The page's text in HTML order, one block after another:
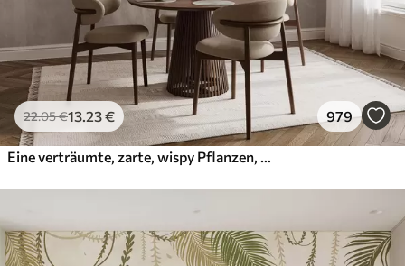
22.05€13.23€ 979
Eine verträumte, zarte, wispy Pflanzen, Ährchen und Blumen in braunen Pastellfarben vor einem dunstigen, strukturierten Hintergrund